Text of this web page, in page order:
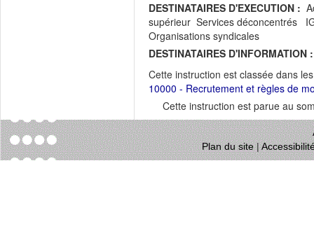
DESTINATAIRES D'EXECUTION :
supérieur Services déconcentrés
Organisations syndicales
DESTINATAIRES D'INFORMATION :
Cette instruction est classée dans
10000 - Recrutement et règles de
Cette instruction est parue au
Plan du site|